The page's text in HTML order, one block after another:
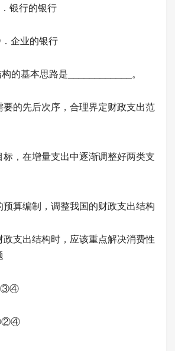
银行的银行
企业的银行
的基本思路是____________。
的先后次序，合理界定财政支出范
，在增量支出中逐渐调整好两类支
算编制，调整我国的财政支出结构
支出结构时，应该重点解决消费性